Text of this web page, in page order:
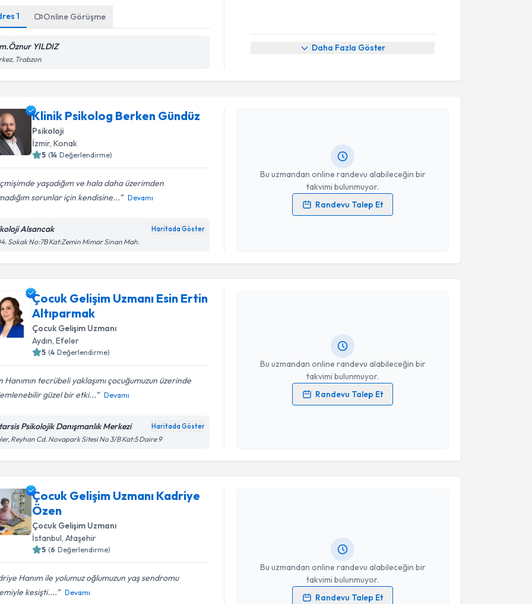
1 Online Görüşme
YILDIZ
Trabzon
Daha Fazla Göster
Klinik Psikolog Berken Gündüz
Psikoloji
İzmir,Konak
5 (14 Değerlendirme)
yaşadığım ve hala daha üzerimden
sorunlar için kendisine...
Devamı
Alsancak Haritada Göster
Sokak No:7B Kat:Zemin Mimar Sinan Mah.
Bu uzmandan online randevu alabileceğin bir
takvimi bulunmuyor.
Randevu Talep Et
Randevu Takvimi Talebi
Klinik Psikolog Berken Gündüz
Kişisel verilerimin işlenmesine ilişkinAydınlatma Metni
Takvim Talebini Gönder
Çocuk Gelişim Uzmanı Esin Ertin
Altıparmak
Çocuk Gelişim Uzmanı
Aydın,Efeler
5 (4 Değerlendirme)
Hanımın tecrübeli yaklaşımı çocuğumuzun üzerinde
güzel bir etki...
Devamı
Psikolojik Danışmanlık Merkezi Haritada Göster
Reyhan Cd. Novapark Sitesi No 3/B Kat:5 Daire 9
Bu uzmandan online randevu alabileceğin bir
takvimi bulunmuyor.
Randevu Talep Et
Randevu Takvimi Talebi
Kişisel verilerimin işlenmesine ilişkinAydınlatma Metni
Çocuk Gelişim Uzmanı Kadriye
Özen
Çocuk Gelişim Uzmanı
İstanbul,Ataşehir
5 (6 Değerlendirme)
Hanım ile yolumuz oğlumuzun yaş sendromu
kesişti....
Devamı
Bu uzmandan online randevu alabileceğin bir
takvimi bulunmuyor.
Randevu Talep Et
Randevu Takvimi Talebi